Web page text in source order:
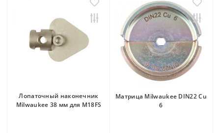
Лопаточный наконечник
Milwaukee 38 мм для M18FS
Матрица Milwaukee DIN22 Cu
6